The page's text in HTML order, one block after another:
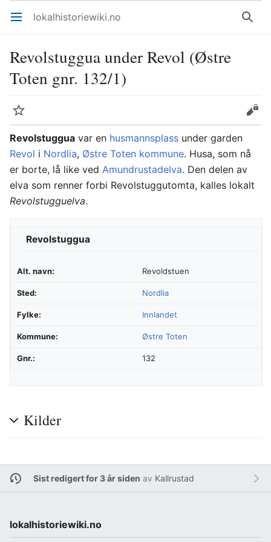
Åpne hovedmenyen lokalhistoriewiki.no Søk
Revolstuggua under Revol (Østre
Toten gnr. 132/1)
Overvåk
Rediger
Revolstuggua var en husmannsplass under garden
Revol i Nordlia, Østre Toten kommune. Husa, som nå
er borte, lå like ved Amundrustadelva. Den delen av
elva som renner forbi Revolstuggutomta, kalles lokalt
Revolstugguelva.
Revolstuggua
Alt. navn: Revoldstuen
Sted: Nordlia
Fylke: Innlandet
Kommune: Østre Toten
Gnr.: 132
Kilder
Sist redigert for 3 år siden av Kallrustad
lokalhistoriewiki.no